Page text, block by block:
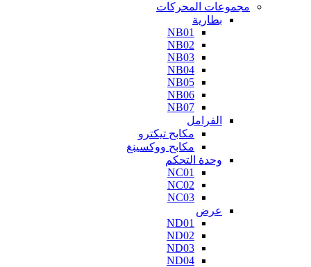
مجموعات المحركات
بطارية
NB01
NB02
NB03
NB04
NB05
NB06
NB07
الفرامل
مكابح تيكترو
مكابح ووكسينغ
وحدة التحكم
NC01
NC02
NC03
عرض
ND01
ND02
ND03
ND04